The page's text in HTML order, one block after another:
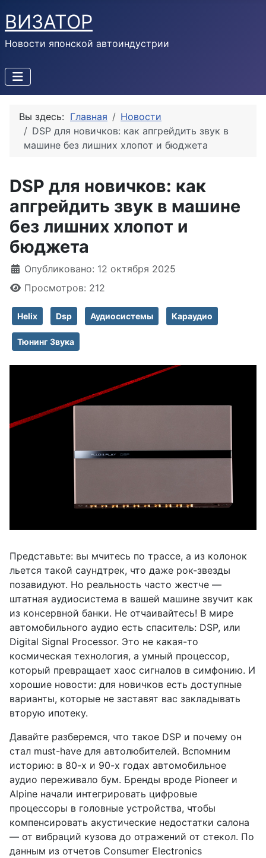
ВИЗАТОР
Новости японской автоиндустрии
Вы здесь: Главная
Новости
DSP для новичков: как апгрейдить звук в
машине без лишних хлопот и бюджета
DSP для новичков: как
апгрейдить звук в машине
без лишних хлопот и
бюджета
Информация о материале
Опубликовано: 12 октября 2025
Просмотров: 212
Helix Dsp Аудиосистемы Караудио
Тюнинг Звука
Представьте: вы мчитесь по трассе, а из колонок
льется такой саундтрек, что даже рок-звезды
позавидуют. Но реальность часто жестче —
штатная аудиосистема в вашей машине звучит как
из консервной банки. Не отчаивайтесь! В мире
автомобильного аудио есть спаситель: DSP, или
Digital Signal Processor. Это не какая-то
космическая технология, а умный процессор,
который превращает хаос сигналов в симфонию. И
хорошие новости: для новичков есть доступные
варианты, которые не заставят вас закладывать
вторую ипотеку.
Давайте разберемся, что такое DSP и почему он
стал must-have для автолюбителей. Вспомним
историю: в 80-х и 90-х годах автомобильное
аудио переживало бум. Бренды вроде Pioneer и
Alpine начали интегрировать цифровые
процессоры в головные устройства, чтобы
компенсировать акустические недостатки салона
— от вибраций кузова до отражений от стекол. По
данным из отчетов Consumer Electronics